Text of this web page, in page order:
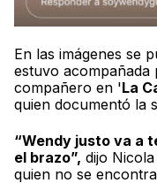
En las imágenes se
estuvo acompañada
compañero en 'La
quien documentó la
“Wendy justo va a
el brazo”, dijo
quien no se